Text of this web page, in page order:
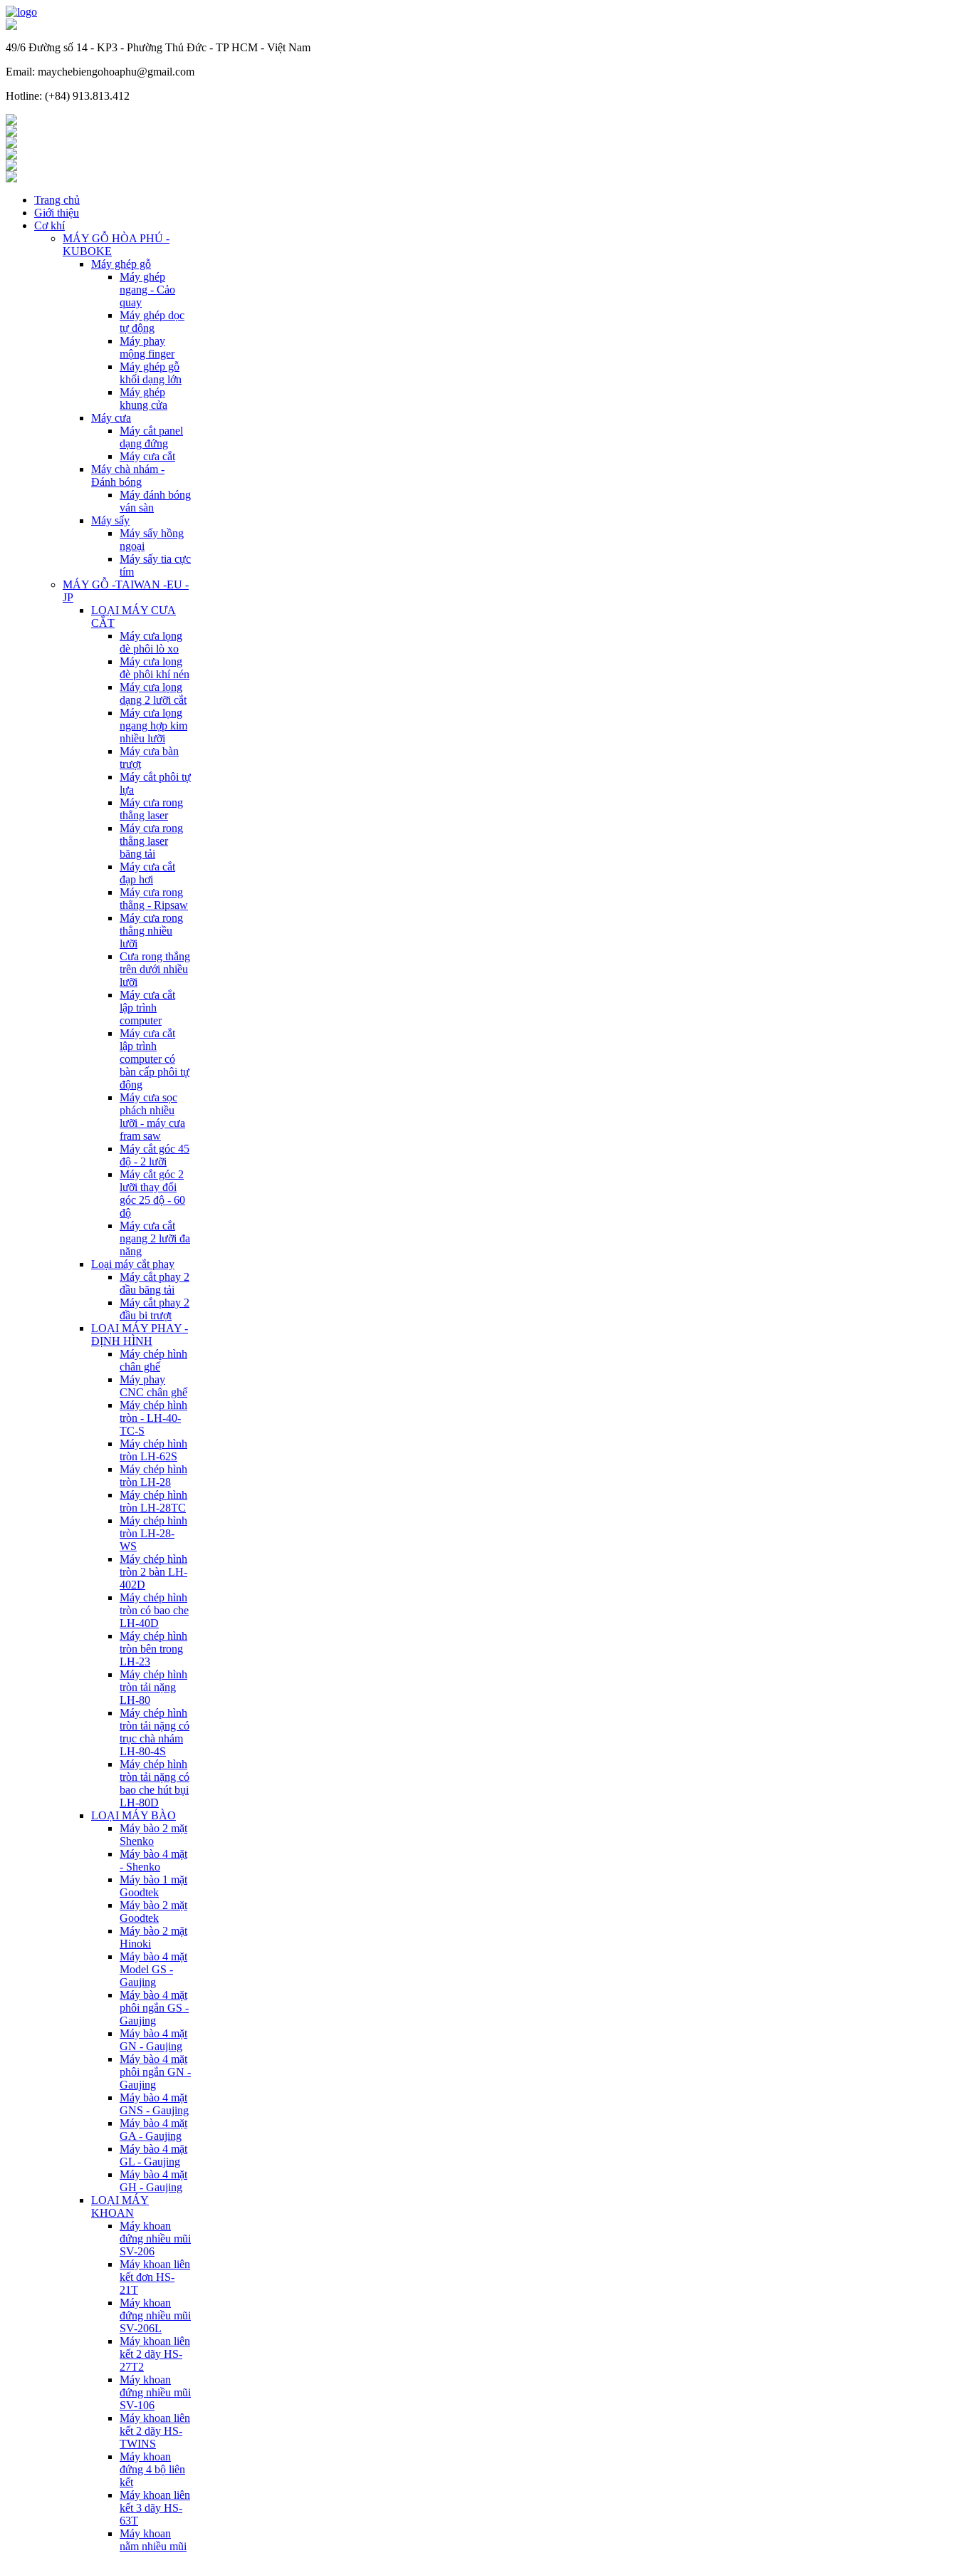
49/6 Đường số 14 - KP3 - Phường Thủ Đức - TP HCM - Việt Nam
Email: maychebiengohoaphu@gmail.com
Hotline: (+84) 913.813.412
Trang chủ
Giới thiệu
Cơ khí
MÁY GỖ HÒA PHÚ -
KUBOKE
Máy ghép gỗ
Máy ghép
ngang - Cảo
quay
Máy ghép dọc
tự động
Máy phay
mộng finger
Máy ghép gỗ
khối dạng lớn
Máy ghép
khung cửa
Máy cưa
Máy cắt panel
dạng đứng
Máy cưa cắt
Máy chà nhám -
Đánh bóng
Máy đánh bóng
ván sàn
Máy sấy
Máy sấy hồng
ngoại
Máy sấy tia cực
tím
MÁY GỖ -TAIWAN -EU -
JP
LOẠI MÁY CƯA
CẮT
Máy cưa lọng
đè phôi lò xo
Máy cưa lọng
đè phôi khí nén
Máy cưa lọng
dạng 2 lưỡi cắt
Máy cưa lọng
ngang hợp kim
nhiều lưỡi
Máy cưa bàn
trượt
Máy cắt phôi tự
lựa
Máy cưa rong
thẳng laser
Máy cưa rong
thẳng laser
băng tải
Máy cưa cắt
đạp hơi
Máy cưa rong
thẳng - Ripsaw
Máy cưa rong
thẳng nhiều
lưỡi
Cưa rong thẳng
trên dưới nhiều
lưỡi
Máy cưa cắt
lập trình
computer
Máy cưa cắt
lập trình
computer có
bàn cấp phôi tự
động
Máy cưa sọc
phách nhiều
lưỡi - máy cưa
fram saw
Máy cắt góc 45
độ - 2 lưỡi
Máy cắt góc 2
lưỡi thay đổi
góc 25 độ - 60
độ
Máy cưa cắt
ngang 2 lưỡi đa
năng
Loại máy cắt phay
Máy cắt phay 2
đầu băng tải
Máy cắt phay 2
đầu bi trượt
LOẠI MÁY PHAY -
ĐỊNH HÌNH
Máy chép hình
chân ghế
Máy phay
CNC chân ghế
Máy chép hình
tròn - LH-40-
TC-S
Máy chép hình
tròn LH-62S
Máy chép hình
tròn LH-28
Máy chép hình
tròn LH-28TC
Máy chép hình
tròn LH-28-
WS
Máy chép hình
tròn 2 bàn LH-
402D
Máy chép hình
tròn có bao che
LH-40D
Máy chép hình
tròn bên trong
LH-23
Máy chép hình
tròn tải nặng
LH-80
Máy chép hình
tròn tải nặng có
trục chà nhám
LH-80-4S
Máy chép hình
tròn tải nặng có
bao che hút bụi
LH-80D
LOẠI MÁY BÀO
Máy bào 2 mặt
Shenko
Máy bào 4 mặt
- Shenko
Máy bào 1 mặt
Goodtek
Máy bào 2 mặt
Goodtek
Máy bào 2 mặt
Hinoki
Máy bào 4 mặt
Model GS -
Gaujing
Máy bào 4 mặt
phôi ngắn GS -
Gaujing
Máy bào 4 mặt
GN - Gaujing
Máy bào 4 mặt
phôi ngắn GN -
Gaujing
Máy bào 4 mặt
GNS - Gaujing
Máy bào 4 mặt
GA - Gaujing
Máy bào 4 mặt
GL - Gaujing
Máy bào 4 mặt
GH - Gaujing
LOẠI MÁY
KHOAN
Máy khoan
đứng nhiều mũi
SV-206
Máy khoan liên
kết đơn HS-
21T
Máy khoan
đứng nhiều mũi
SV-206L
Máy khoan liên
kết 2 dãy HS-
27T2
Máy khoan
đứng nhiều mũi
SV-106
Máy khoan liên
kết 2 dãy HS-
TWINS
Máy khoan
đứng 4 bộ liên
kết
Máy khoan liên
kết 3 dãy HS-
63T
Máy khoan
nằm nhiều mũi